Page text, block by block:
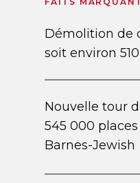
Démolition de
soit environ
Nouvelle tour
545 000
Barnes-Jewish